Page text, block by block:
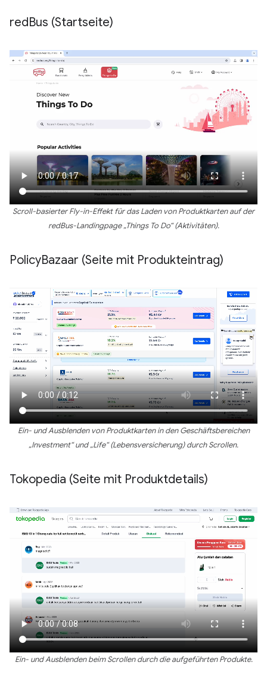
redBus (Startseite)
Scroll-basierter Fly-in-Effekt für das Laden von Produktkarten auf der
redBus-Landingpage „Things To Do“ (Aktivitäten).
PolicyBazaar (Seite mit Produkteintrag)
Ein- und Ausblenden von Produktkarten in den Geschäftsbereichen
„Investment“ und „Life“ (Lebensversicherung) durch Scrollen.
Tokopedia (Seite mit Produktdetails)
Ein- und Ausblenden beim Scrollen durch die aufgeführten Produkte.